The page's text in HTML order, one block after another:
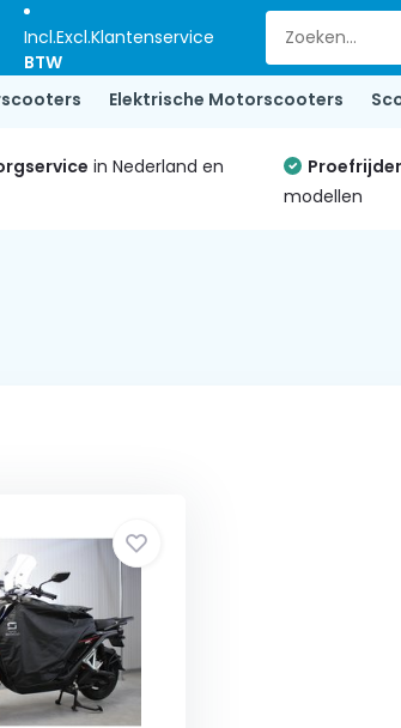
Incl.Excl.
BTW
Klantenservice
Elektrische Motorscooters
in Nederland en
modellen